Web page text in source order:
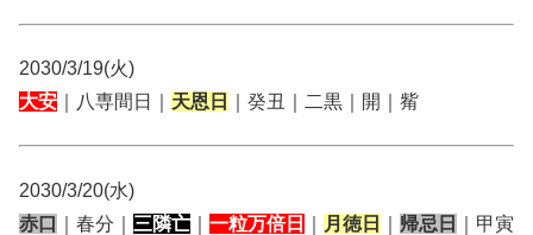
2030/3/19(火)
大安 ｜八専間日｜ 天恩日 ｜癸丑｜二黒｜開｜觜
2030/3/20(水)
赤口
｜春分｜ 三隣亡 一粒万倍日 月徳日 帰忌日
｜甲寅